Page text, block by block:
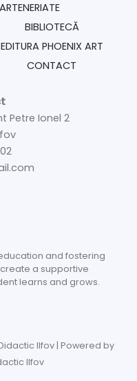
BIBLIOTECĂ
EDITURA PHOENIX ART
CONTACT
Petre Ionel 2
and fostering
a supportive
learns and grows.
Ilfov | Powered by
Ilfov